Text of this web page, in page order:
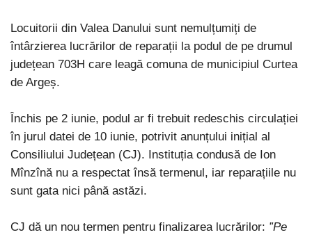
Locuitorii din Valea Danului sunt nemulțumiți de
întârzierea lucrărilor de reparații la podul de pe drumul
județean 703H care leagă comuna de municipiul Curtea
de Argeș.
Închis pe 2 iunie, podul ar fi trebuit redeschis circulației
în jurul datei de 10 iunie, potrivit anunțului inițial al
Consiliului Județean (CJ). Instituția condusă de Ion
Mînzînă nu a respectat însă termenul, iar reparațiile nu
sunt gata nici până astăzi.
CJ dă un nou termen pentru finalizarea lucrărilor: ”Pe